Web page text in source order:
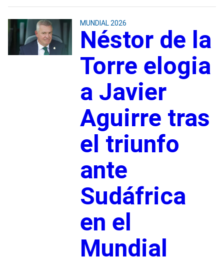
MUNDIAL 2026
Néstor de la
Torre elogia
a Javier
Aguirre tras
el triunfo
ante
Sudáfrica
en el
Mundial